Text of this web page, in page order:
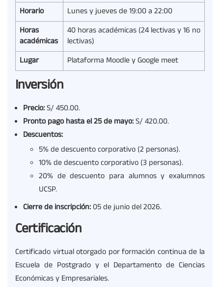
Horario
Lunes y jueves de 19:00 a 22:00
Horas
académicas
40 horas académicas (24 lectivas y 16 no
lectivas)
Lugar
Plataforma Moodle y Google meet
Inversión
Precio:S/ 450.00.
Pronto pago hasta el 25 de mayo:S/ 420.00.
Descuentos:
5% de descuento corporativo (2 personas).
10% de descuento corporativo (3 personas).
20% de descuento para alumnos y exalumnos
UCSP.
Cierre de inscripción:05 de junio del 2026.
Certificación
Certificado virtual otorgado por formación continua de la
Escuela de Postgrado y el Departamento de Ciencias
Económicas y Empresariales.